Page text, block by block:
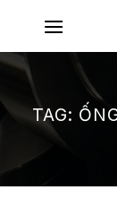
content
TAG: